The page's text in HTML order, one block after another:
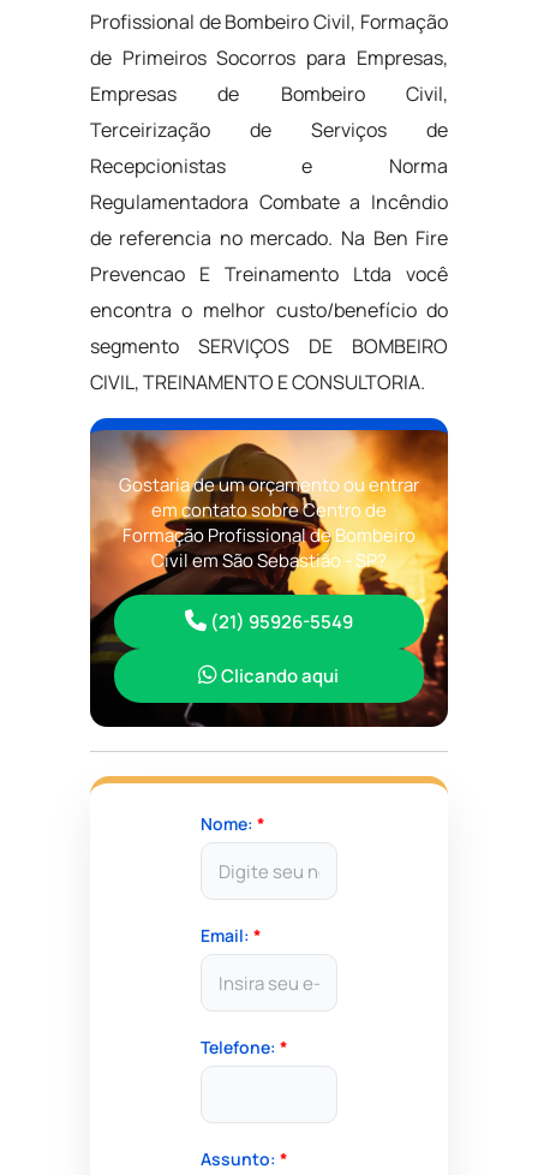
Profissional de Bombeiro Civil, Formação
de Primeiros Socorros para Empresas,
Empresas de Bombeiro Civil,
Terceirização de Serviços de
Recepcionistas e Norma
Regulamentadora Combate a Incêndio
de referencia no mercado. Na Ben Fire
Prevencao E Treinamento Ltda você
encontra o melhor custo/benefício do
segmento SERVIÇOS DE BOMBEIRO
CIVIL, TREINAMENTO E CONSULTORIA.
Gostaria de um orçamento ou entrar
em contato sobre Centro de
Formação Profissional de Bombeiro
Civil em São Sebastião - SP?
(21) 95926-5549
Clicando aqui
Nome: *
Email: *
Telefone: *
Assunto: *